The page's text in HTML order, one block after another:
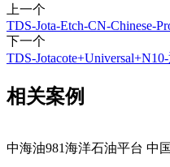
上一个
TDS-Jota-Etch-CN-Chinese-
下一个
TDS-
相关案例
中海油981海洋石油平台 中